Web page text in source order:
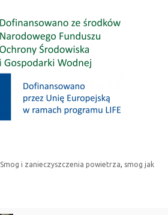
Smog i zanieczyszczenia powietrza, smog jak